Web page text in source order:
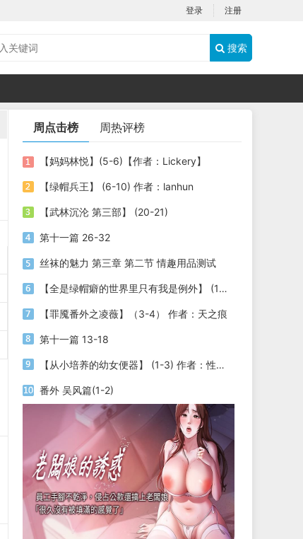
登录 注册
搜索
周点击榜 周热评榜
【妈妈林悦】(5-6)【作者：Lickery】
【绿帽兵王】 (6-10) 作者：lanhun
【武林沉沦 第三部】 (20-21)
第十一篇 26-32
丝袜的魅力 第三章 第二节 情趣用品测试
【全是绿帽癖的世界里只有我是例外】 (1-3) 作者：劫色司机
【罪魇番外之凌薇】（3-4） 作者：天之痕
第十一篇 13-18
【从小培养的幼女便器】 (1-3) 作者：性yin
番外 吴风篇(1-2)